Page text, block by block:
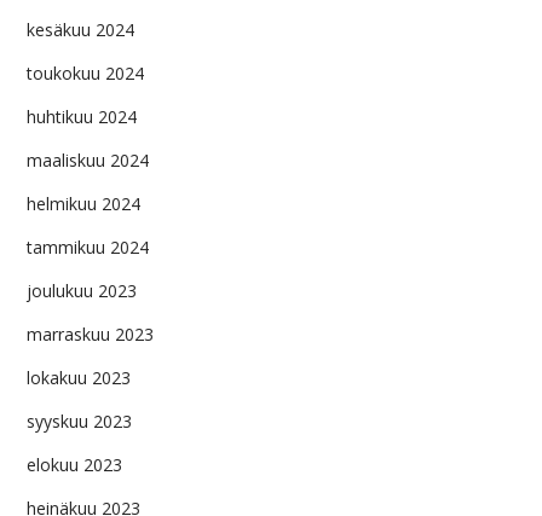
kesäkuu 2024
toukokuu 2024
huhtikuu 2024
maaliskuu 2024
helmikuu 2024
tammikuu 2024
joulukuu 2023
marraskuu 2023
lokakuu 2023
syyskuu 2023
elokuu 2023
heinäkuu 2023